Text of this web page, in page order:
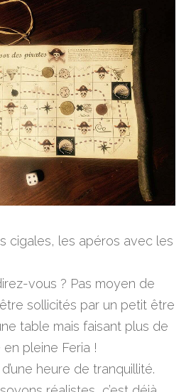
cigales, les apéros avec les
vous ? Pas moyen de
sollicités par un petit être
table mais faisant plus de
en pleine Feria !
heure de tranquillité.